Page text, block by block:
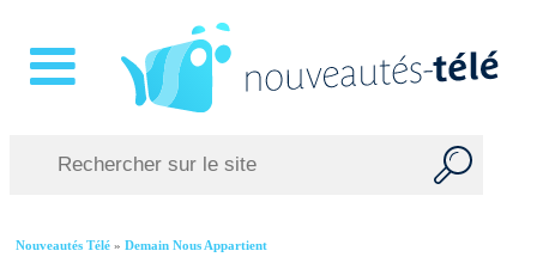
Nouveautés Télé »Demain Nous Appartient